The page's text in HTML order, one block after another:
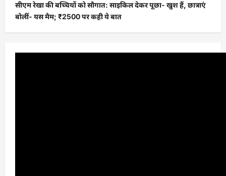
सीएम रेखा की बच्चियों को सौगात: साइकिल देकर पूछा- खुश हैं, छात्राएं
बोलीं- यस मैम; ₹2500 पर कही ये बात